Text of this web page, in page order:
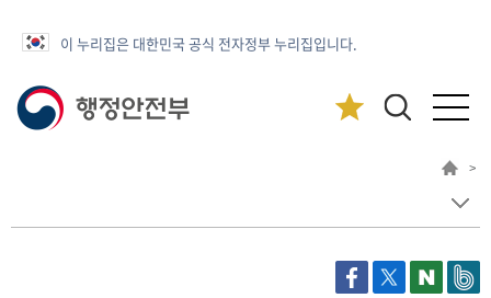
이 누리집은 대한민국 공식 전자정부 누리집입니다.
>